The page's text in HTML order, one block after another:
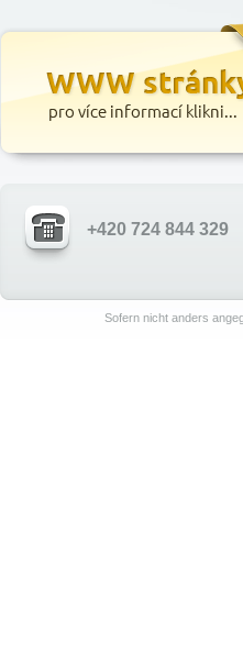
+420 724 844 329
Sofern nicht anders